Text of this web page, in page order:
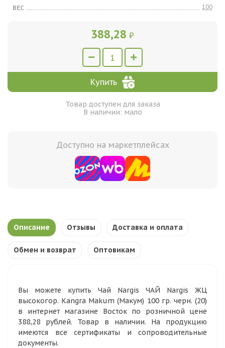
ВЕС
100
388,28 ₽
Купить
Товар доступен для заказа
В наличии: мало
Доступно на маркетплейсах
Описание Отзывы Доставка и оплата
Обмен и возврат Оптовикам
Вы можете купить Чай Nargis ЧАЙ Nargis ЖЦ
высокогор. Kangra Makum (Макум) 100 гр. черн. (20)
в интернет магазине Восток по розничной цене
388,28 рублей. Товар в наличии. На продукцию
имеются все сертификаты и сопроводительные
документы.